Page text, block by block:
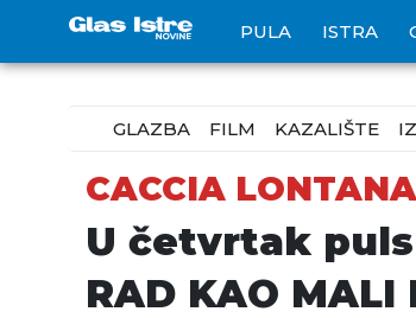
PULA ISTRA
GLAZBA FILM KAZALIŠTE
CACCIA LONTANA
U četvrtak
RAD KAO MALI